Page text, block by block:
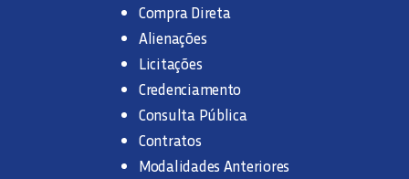
Compra Direta
Alienações
Licitações
Credenciamento
Consulta Pública
Contratos
Modalidades Anteriores